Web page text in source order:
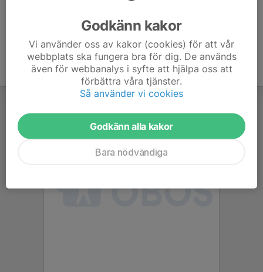
Godkänn kakor
Vi använder oss av kakor (cookies) för att vår
webbplats ska fungera bra för dig. De används
även för webbanalys i syfte att hjälpa oss att
förbättra våra tjänster.
Så använder vi cookies
Godkänn alla kakor
Bara nödvändiga